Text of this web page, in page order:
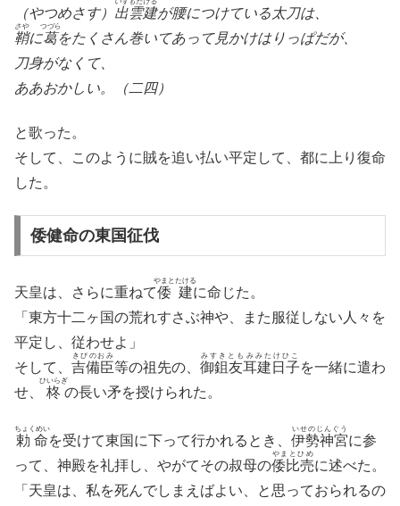
（やつめさす） 出雲建が腰につけている太刀は、
鞘
さや
に葛
つづら
をたくさん巻いてあって見かけはりっぱだが、
刀身がなくて、
ああおかしい。（二四）
と歌った。
そして、このように賊を追い払い平定して、都に上り復命
した。
倭健命の東国征伐
天皇は、さらに重ねて倭建
やまとたける
に命じた。
「東方十二ヶ国の荒れすさぶ神や、また服従しない人々を
平定し、従わせよ」
そして、 吉備臣
きびのおみ
等の祖先の、 御鉏友耳建日子
みすきともみみたけひこ
を一緒に遣わ
せ、
柊
ひいらぎ
の長い矛を授けられた。
勅命
ちょくめい
を受けて東国に下って行かれるとき、 伊勢神宮
いせのじんぐう
に参
って、神殿を礼拝し、やがてその叔母の倭比売
やまとひめ
に述べた。
「天皇は、私を死んでしまえばよい、と思っておられるの